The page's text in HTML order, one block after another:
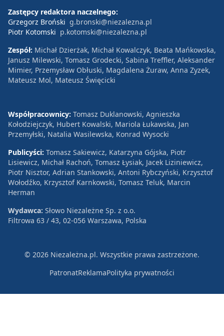
Zastępcy redaktora naczelnego:
Grzegorz Broński g.bronski@niezalezna.pl
Piotr Kotomski p.kotomski@niezalezna.pl
Zespół: Michał Dzierżak, Michał Kowalczyk, Beata Mańkowska,
Janusz Milewski, Tomasz Grodecki, Sabina Treffler, Aleksander
Mimier, Przemysław Obłuski, Magdalena Żuraw, Anna Zyzek,
Mateusz Mol, Mateusz Święcicki
Współpracownicy: Tomasz Duklanowski, Agnieszka
Kołodziejczyk, Hubert Kowalski, Mariola Łukawska, Jan
Przemyłski, Natalia Wasilewska, Konrad Wysocki
Publicyści: Tomasz Sakiewicz, Katarzyna Gójska, Piotr
Lisiewicz, Michał Rachoń, Tomasz Łysiak, Jacek Liziniewicz,
Piotr Nisztor, Adrian Stankowski, Antoni Rybczyński, Krzysztof
Wołodźko, Krzysztof Karnkowski, Tomasz Teluk, Marcin
Herman
Wydawca: Słowo Niezależne Sp. z o.o.
Filtrowa 63 / 43, 02-056 Warszawa, Polska
© 2026 Niezależna.pl. Wszystkie prawa zastrzeżone.
PatronatReklamaPolityka prywatności